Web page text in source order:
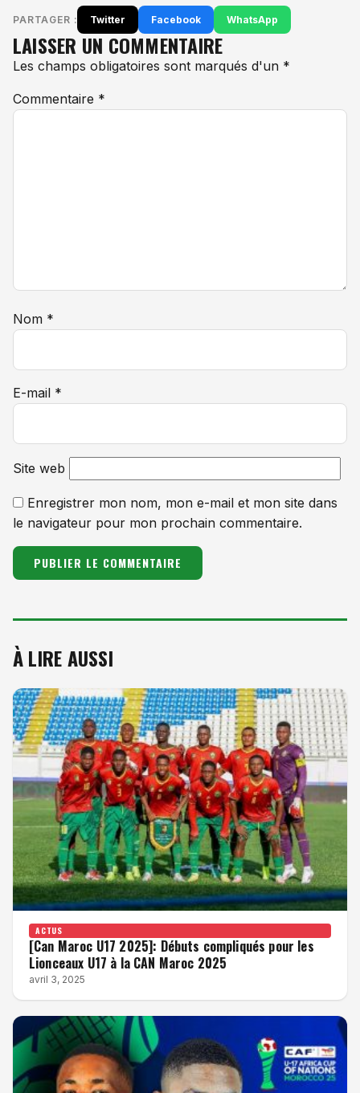
PARTAGER : Twitter Facebook WhatsApp
LAISSER UN COMMENTAIRE
Les champs obligatoires sont marqués d'un *
Commentaire *
Nom *
E-mail *
Site web
Enregistrer mon nom, mon e-mail et mon site dans
le navigateur pour mon prochain commentaire.
À LIRE AUSSI
ACTUS
[Can Maroc U17 2025]: Débuts compliqués pour les
Lionceaux U17 à la CAN Maroc 2025
avril 3, 2025